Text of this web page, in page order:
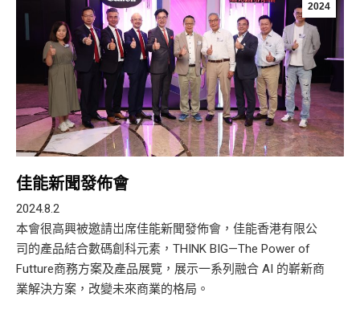
2024
佳能新聞發佈會
2024.8.2
本會很高興被邀請岀席佳能新聞發佈會，佳能香港有限公
司的產品結合數碼創科元素，THINK BIG—The Power of
Futture商務方案及產品展覽，展示一系列融合 AI 的嶄新商
業解決方案，改變未來商業的格局。